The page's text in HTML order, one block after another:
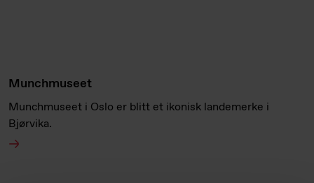
Munchmuseet
Munchmuseet i Oslo er blitt et ikonisk landemerke i
Bjørvika.